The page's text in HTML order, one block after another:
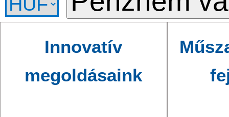
Innovatív
megoldásaink